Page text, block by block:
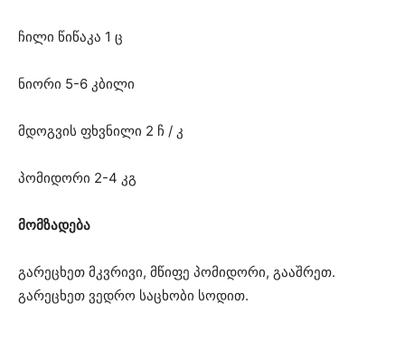
ჩილი წიწაკა 1 ც
ნიორი 5-6 კბილი
მდოგვის ფხვნილი 2 ჩ / კ
პომიდორი 2-4 კგ
მომზადება
გარეცხეთ მკვრივი, მწიფე პომიდორი, გააშრეთ.
გარეცხეთ ვედრო საცხობი სოდით.